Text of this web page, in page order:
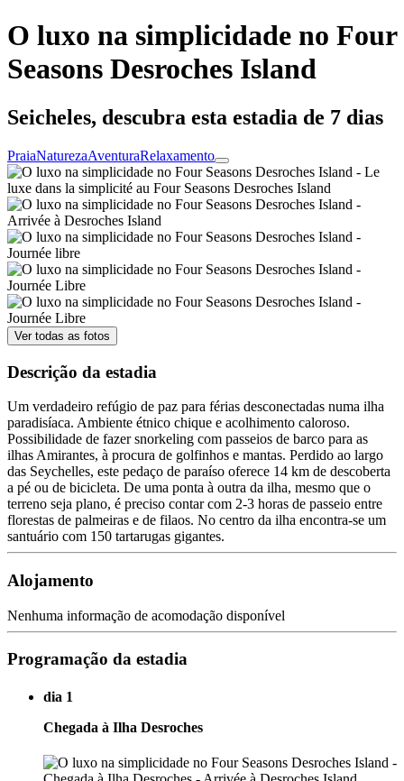
O luxo na simplicidade no Four
Seasons Desroches Island
Seicheles, descubra esta estadia de 7 dias
PraiaNaturezaAventuraRelaxamento
Ver todas as fotos
Descrição da estadia
Um verdadeiro refúgio de paz para férias desconectadas numa ilha
paradisíaca. Ambiente étnico chique e acolhimento caloroso.
Possibilidade de fazer snorkeling com passeios de barco para as
ilhas Amirantes, à procura de golfinhos e mantas. Perdido ao largo
das Seychelles, este pedaço de paraíso oferece 14 km de descoberta
a pé ou de bicicleta. De uma ponta à outra da ilha, mesmo que o
terreno seja plano, é preciso contar com 2-3 horas de passeio entre
florestas de palmeiras e de filaos. No centro da ilha encontra-se um
santuário com 150 tartarugas gigantes.
Alojamento
Nenhuma informação de acomodação disponível
Programação da estadia
dia 1
Chegada à Ilha Desroches